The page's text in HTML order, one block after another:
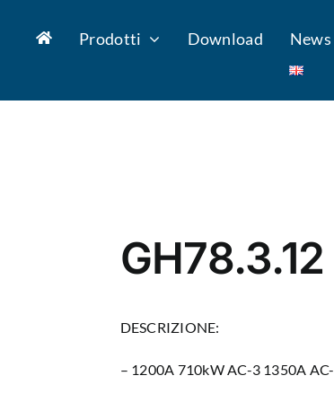
Prodotti Download News
GH78.3.12
DESCRIZIONE:
– 1200A 710kW AC-3 1350A